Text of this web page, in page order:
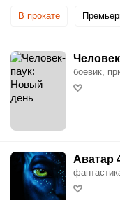
В прокате
боевик,
Аватар